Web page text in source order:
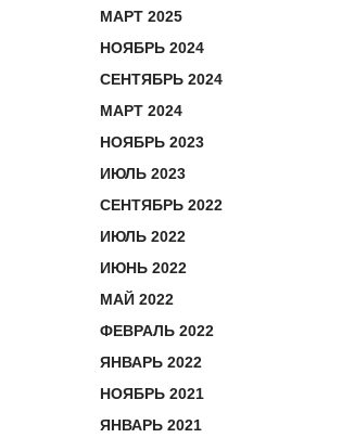
МАРТ 2025
НОЯБРЬ 2024
СЕНТЯБРЬ 2024
МАРТ 2024
НОЯБРЬ 2023
ИЮЛЬ 2023
СЕНТЯБРЬ 2022
ИЮЛЬ 2022
ИЮНЬ 2022
МАЙ 2022
ФЕВРАЛЬ 2022
ЯНВАРЬ 2022
НОЯБРЬ 2021
ЯНВАРЬ 2021